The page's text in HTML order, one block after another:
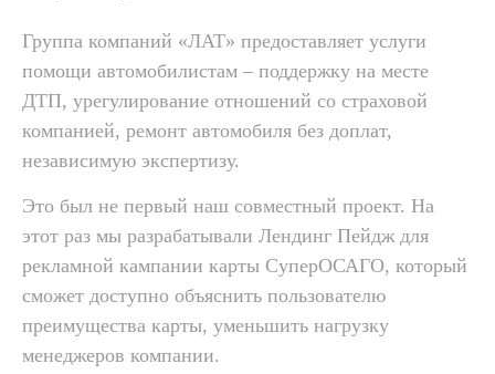
Группа компаний «ЛАТ» предоставляет услуги
помощи автомобилистам – поддержку на месте
ДТП, урегулирование отношений со страховой
компанией, ремонт автомобиля без доплат,
независимую экспертизу.
Это был не первый наш совместный проект. На
этот раз мы разрабатывали Лендинг Пейдж для
рекламной кампании карты СуперОСАГО, который
сможет доступно объяснить пользователю
преимущества карты, уменьшить нагрузку
менеджеров компании.